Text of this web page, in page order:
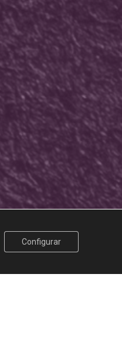
Configurar